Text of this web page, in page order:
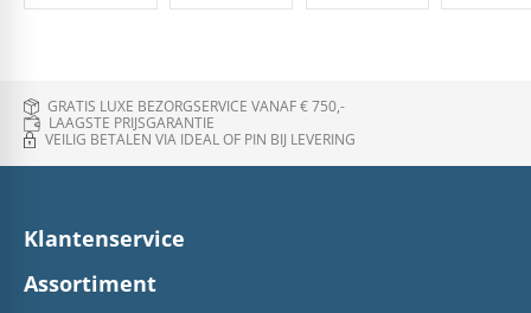
GRATIS LUXE BEZORGSERVICE VANAF € 750,-
LAAGSTE PRIJSGARANTIE
VEILIG BETALEN VIA IDEAL OF PIN BIJ LEVERING
Klantenservice
Assortiment